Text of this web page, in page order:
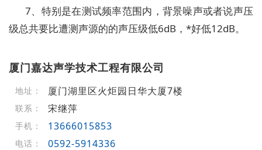
7、特别是在测试频率范围内，背景噪声或者说声压
级总共要比遭测声源的的声压级低6dB，*好低12dB。
厦门嘉达声学技术工程有限公司
地址： 厦门湖里区火炬园日华大厦7楼
联系： 宋继萍
手机： 13666015853
电话： 0592-5914336